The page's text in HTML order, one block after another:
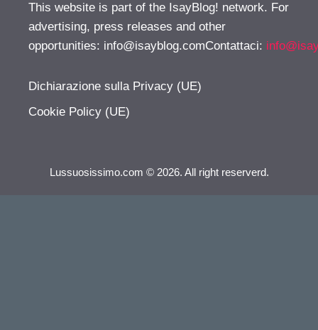
This website is part of the IsayBlog! network. For
advertising, press releases and other
opportunities: info@isayblog.comContattaci:
Dichiarazione sulla Privacy (UE)
Cookie Policy (UE)
Lussuosissimo.com © 2026. All right reserverd.